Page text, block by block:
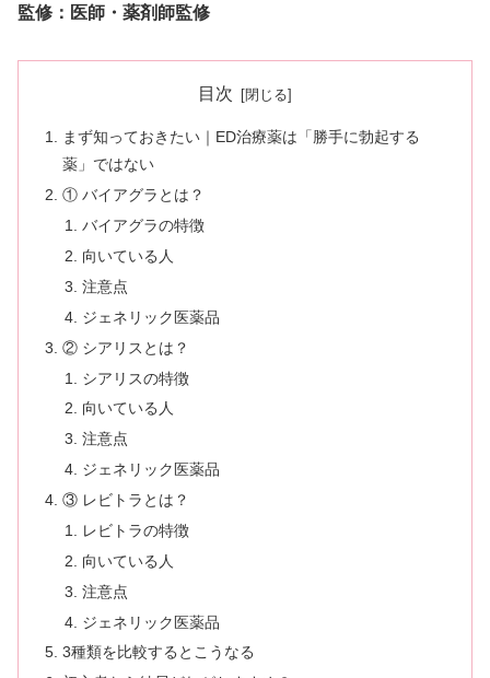
監修：医師・薬剤師監修
目次
まず知っておきたい｜ED治療薬は「勝手に勃起する
薬」ではない
① バイアグラとは？
バイアグラの特徴
向いている人
注意点
ジェネリック医薬品
② シアリスとは？
シアリスの特徴
向いている人
注意点
ジェネリック医薬品
③ レビトラとは？
レビトラの特徴
向いている人
注意点
ジェネリック医薬品
3種類を比較するとこうなる